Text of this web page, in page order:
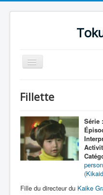
Basculer
la
Toku-Actrices
Toku-Critiques
Séries
Films
Dessins
Fillette
Série :
Fille du directeur du Kaike